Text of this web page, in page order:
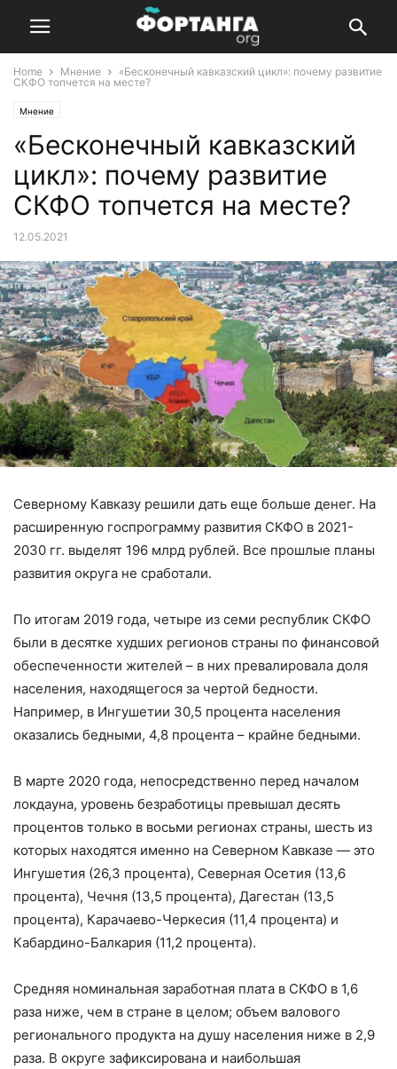
Home Мнение
«Бесконечный кавказский цикл»: почему развитие
СКФО топчется на месте?
Мнение
«Бесконечный кавказский
цикл»: почему развитие
СКФО топчется на месте?
12.05.2021
Северному Кавказу решили дать еще больше денег. На
расширенную госпрограмму развития СКФО в 2021-
2030 гг. выделят 196 млрд рублей. Все прошлые планы
развития округа не сработали.
По итогам 2019 года, четыре из семи республик СКФО
были в десятке худших регионов страны по финансовой
обеспеченности жителей – в них превалировала доля
населения, находящегося за чертой бедности.
Например, в Ингушетии 30,5 процента населения
оказались бедными, 4,8 процента – крайне бедными.
В марте 2020 года, непосредственно перед началом
локдауна, уровень безработицы превышал десять
процентов только в восьми регионах страны, шесть из
которых находятся именно на Северном Кавказе — это
Ингушетия (26,3 процента), Северная Осетия (13,6
процента), Чечня (13,5 процента), Дагестан (13,5
процента), Карачаево-Черкесия (11,4 процента) и
Кабардино-Балкария (11,2 процента).
Средняя номинальная заработная плата в СКФО в 1,6
раза ниже, чем в стране в целом; объем валового
регионального продукта на душу населения ниже в 2,9
раза. В округе зафиксирована и наибольшая